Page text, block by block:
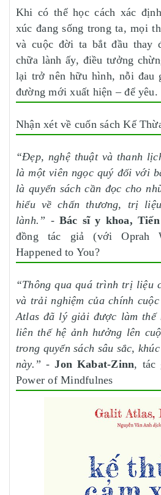
Khi có thể học cách xác
xúc đang sống trong ta, mọi
và cuộc đời ta bắt đầu thay
chữa lành ấy, điều tưởng
lại trở nên hữu hình, nỗi đau
đường mới xuất hiện – để yêu.
Nhận xét về cuốn sách Kế
“Đẹp, nghệ thuật và thanh
là một viên ngọc quý đối với
là quyển sách cần đọc cho
hiểu về chấn thương, trị
lành.” - Bác sĩ y khoa,
đồng tác giả (với Oprah
Happened to You?
“Thông qua quá trình trị liệu
và trải nghiệm của chính
Atlas đã lý giải được làm thế
liên thế hệ ảnh hưởng lên
trong quyển sách sâu sắc,
này.” -Jon Kabat-Zinn, tác
Power of Mindfulnes